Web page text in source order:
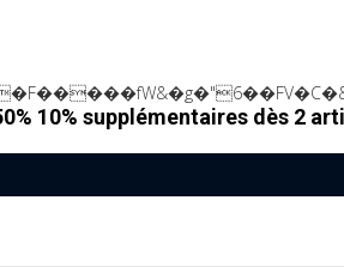
10% supplémentaires dès 2